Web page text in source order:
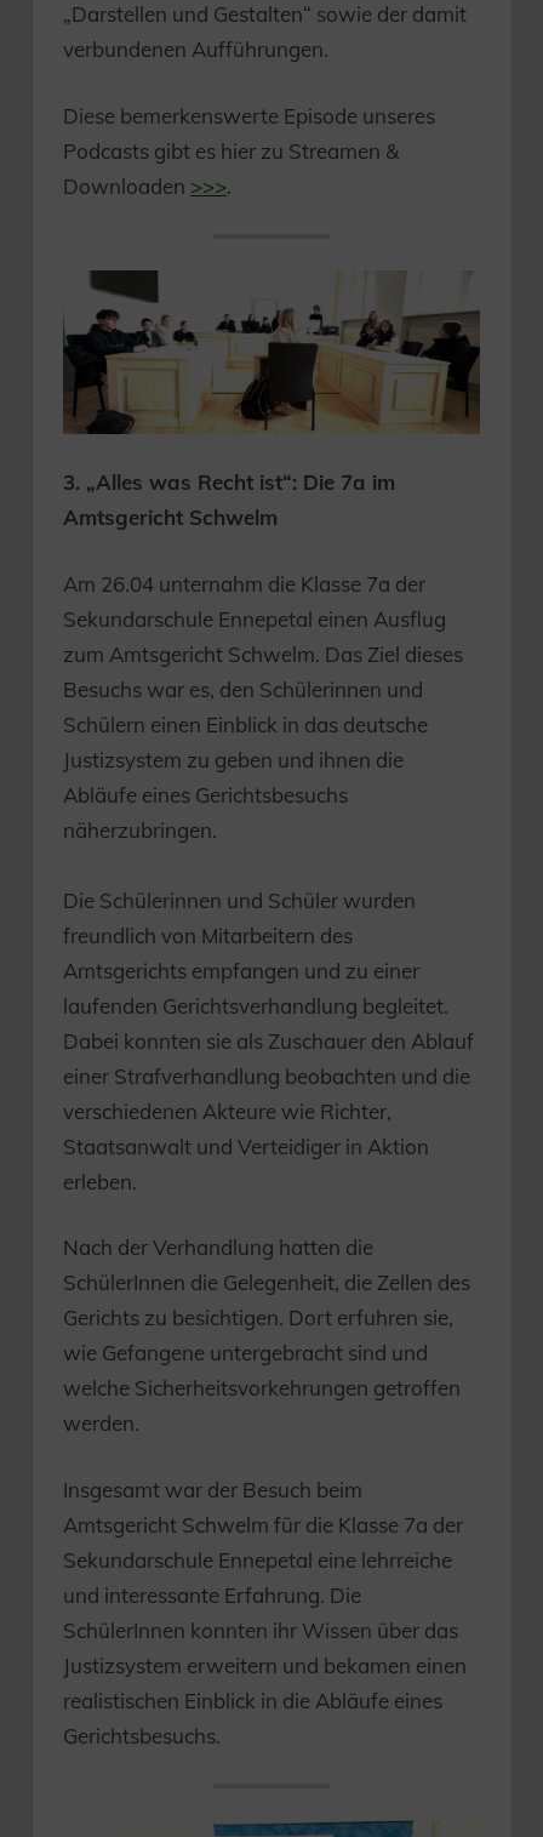
„Darstellen und Gestalten“ sowie der damit
verbundenen Aufführungen.
Diese bemerkenswerte Episode unseres
Podcasts gibt es hier zu Streamen &
Downloaden >>>.
3. „Alles was Recht ist“: Die 7a im
Amtsgericht Schwelm
Am 26.04 unternahm die Klasse 7a der
Sekundarschule Ennepetal einen Ausflug
zum Amtsgericht Schwelm. Das Ziel dieses
Besuchs war es, den Schülerinnen und
Schülern einen Einblick in das deutsche
Justizsystem zu geben und ihnen die
Abläufe eines Gerichtsbesuchs
näherzubringen.
Die Schülerinnen und Schüler wurden
freundlich von Mitarbeitern des
Amtsgerichts empfangen und zu einer
laufenden Gerichtsverhandlung begleitet.
Dabei konnten sie als Zuschauer den Ablauf
einer Strafverhandlung beobachten und die
verschiedenen Akteure wie Richter,
Staatsanwalt und Verteidiger in Aktion
erleben.
Nach der Verhandlung hatten die
SchülerInnen die Gelegenheit, die Zellen des
Gerichts zu besichtigen. Dort erfuhren sie,
wie Gefangene untergebracht sind und
welche Sicherheitsvorkehrungen getroffen
werden.
Insgesamt war der Besuch beim
Amtsgericht Schwelm für die Klasse 7a der
Sekundarschule Ennepetal eine lehrreiche
und interessante Erfahrung. Die
SchülerInnen konnten ihr Wissen über das
Justizsystem erweitern und bekamen einen
realistischen Einblick in die Abläufe eines
Gerichtsbesuchs.